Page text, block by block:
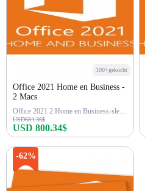
100+gekocht
Office 2021 Home en Business -
2 Macs
Office 2021 2 Home en Business-sleutel
USD684.36$
USD 800.34$
-62%